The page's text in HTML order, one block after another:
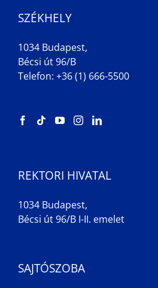
SZÉKHELY
1034 Budapest,
Bécsi út 96/B
Telefon: +36 (1) 666-5500
REKTORI HIVATAL
1034 Budapest,
Bécsi út 96/B I-II. emelet
SAJTÓSZOBA